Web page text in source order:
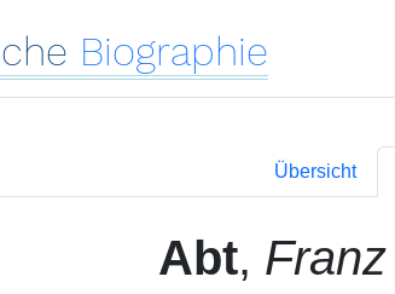
Biographie
Übersicht
Abt, Franz